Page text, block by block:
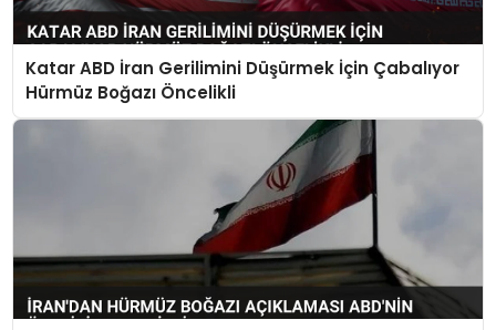
Katar ABD İran Gerilimini Düşürmek İçin Çabalıyor
Hürmüz Boğazı Öncelikli